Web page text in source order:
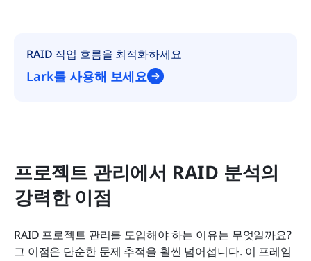
RAID 작업 흐름을 최적화하세요
Lark를 사용해 보세요
프로젝트 관리에서 RAID 분석의
강력한 이점
RAID 프로젝트 관리를 도입해야 하는 이유는 무엇일까요?
그 이점은 단순한 문제 추적을 훨씬 넘어섭니다. 이 프레임